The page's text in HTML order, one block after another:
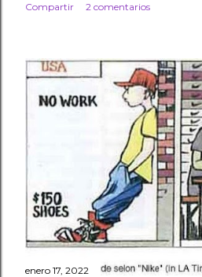
Compartir 2 comentarios
enero 17, 2022